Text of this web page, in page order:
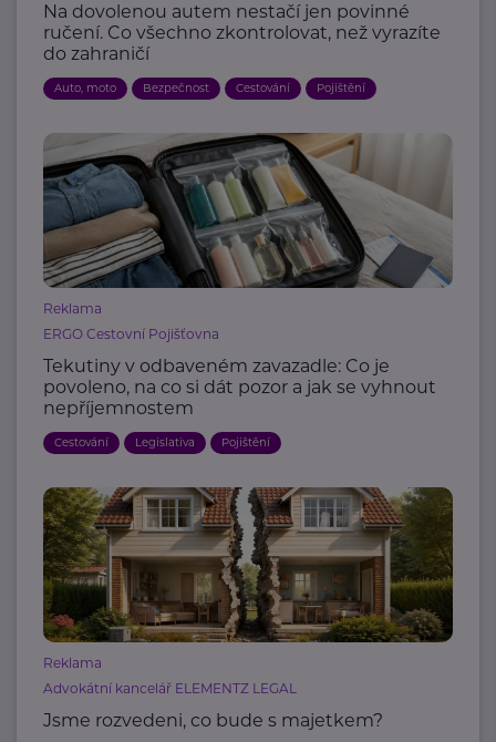
Na dovolenou autem nestačí jen povinné
ručení. Co všechno zkontrolovat, než vyrazíte
do zahraničí
Auto, moto Bezpečnost Cestování Pojištění
Reklama
ERGO Cestovní Pojišťovna
Tekutiny v odbaveném zavazadle: Co je
povoleno, na co si dát pozor a jak se vyhnout
nepříjemnostem
Cestování Legislativa Pojištění
Reklama
Advokátní kancelář ELEMENTZ LEGAL
Jsme rozvedeni, co bude s majetkem?